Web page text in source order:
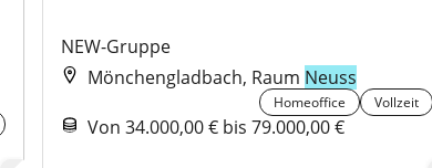
NEW-Gruppe
Mönchengladbach, Raum Neuss
Homeoffice Vollzeit
Von 34.000,00 € bis 79.000,00 €